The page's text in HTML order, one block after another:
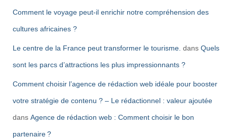
Comment le voyage peut-il enrichir notre compréhension des
cultures africaines ?
Le centre de la France peut transformer le tourisme. dans Quels
sont les parcs d’attractions les plus impressionnants ?
Comment choisir l’agence de rédaction web idéale pour booster
votre stratégie de contenu ? – Le rédactionnel : valeur ajoutée
dans Agence de rédaction web : Comment choisir le bon
partenaire ?